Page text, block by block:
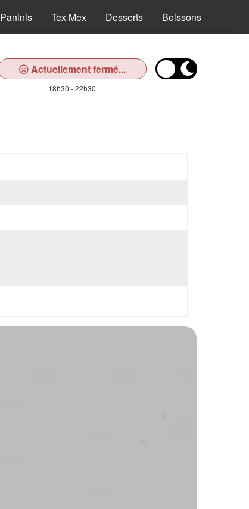
Paninis Tex Mex Desserts Boissons
Actuellement fermé...
18h30 - 22h30